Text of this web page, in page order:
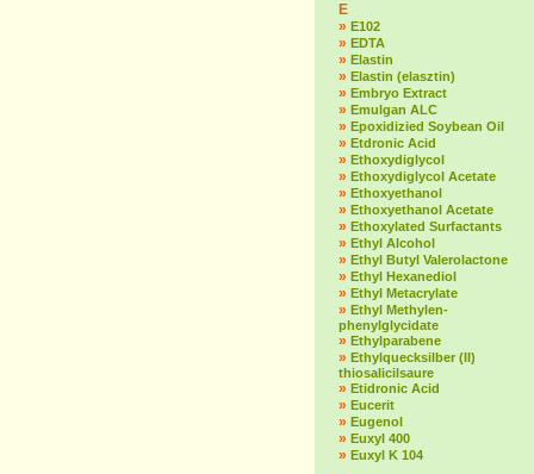
E
» E102
» EDTA
» Elastin
» Elastin (elasztin)
» Embryo Extract
» Emulgan ALC
» Epoxidizied Soybean Oil
» Etdronic Acid
» Ethoxydiglycol
» Ethoxydiglycol Acetate
» Ethoxyethanol
» Ethoxyethanol Acetate
» Ethoxylated Surfactants
» Ethyl Alcohol
» Ethyl Butyl Valerolactone
» Ethyl Hexanediol
» Ethyl Metacrylate
» Ethyl Methylen-
phenylglycidate
» Ethylparabene
» Ethylquecksilber (II)
thiosalicilsaure
» Etidronic Acid
» Eucerit
» Eugenol
» Euxyl 400
» Euxyl K 104